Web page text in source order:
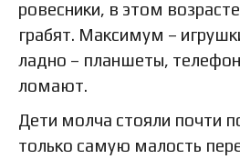
ровесники, в этом
грабят. Максимум –
ладно – планшеты,
ломают.
Дети молча стояли почти
только самую малость